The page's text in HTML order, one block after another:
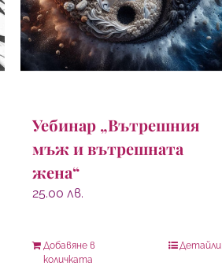
Уебинар „Вътрешния
мъж и вътрешната
жена“
25.00 лв.
Добавяне в
количката
Детайли